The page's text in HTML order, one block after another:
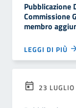
Pubblicazione
Commissione
membro
LEGGI DI PIÙ
23